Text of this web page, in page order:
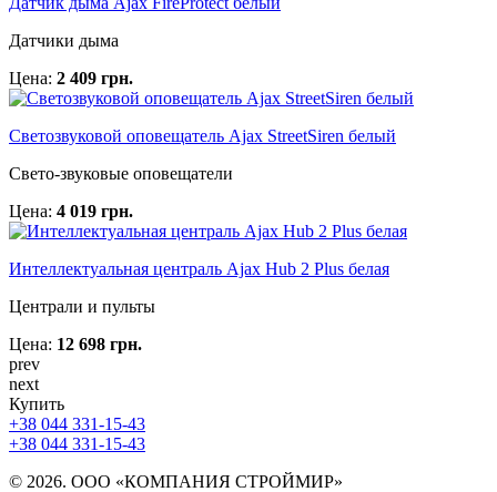
Датчики дыма
Цена: 2 409 грн.
Светозвуковой оповещатель Ajax StreetSiren белый
Свето-звуковые оповещатели
Цена: 4 019 грн.
Интеллектуальная централь Ajax Hub 2 Plus белая
Централи и пульты
Цена: 12 698 грн.
prev
next
Купить
+38 044 331-15-43
+38 044 331-15-43
© 2026. ООО «КОМПАНИЯ СТРОЙМИР»